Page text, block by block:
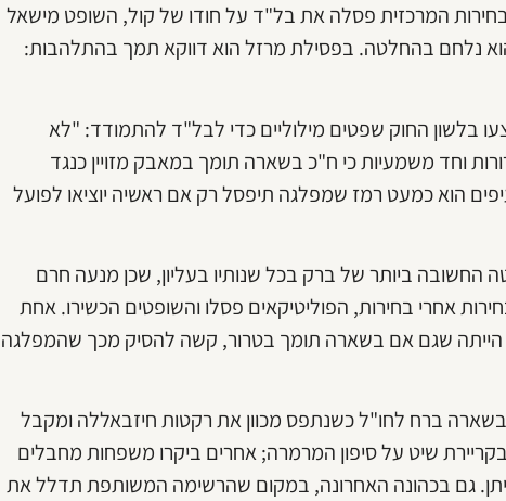
המרכזית פסלה את בל"ד על חודו של קול, השופט מישאל
נלחם בהחלטה. בפסילת מרזל הוא דווקא תמך בהתלהבות:
בלשון החוק שפטים מילוליים כדי לבל"ד להתמודד: "לא
וחד משמעיות כי ח"כ בשארה תומך במאבק מזויין כנגד
הוא כמעט רמז שמפלגה תיפסל רק אם ראשיה יוציאו לפועל
החשובה ביותר של ברק בכל שנותיו בעליון, שכן מנעה חרם
אחרי בחירות, הפוליטיקאים פסלו והשופטים הכשירו. אחת
העילות שציינו השופטים להחלטתם ב-2003 הייתה שגם אם בשארה תומך בטרור, קשה להסיק מכך שהמפלגה
ברח לחו"ל כשנתפס מכוון את רקטות חיזבאללה ומקבל
שיט על סיפון המרמרה; אחרים ביקרו משפחות מחבלים
גם בכהונה האחרונה, במקום שהרשימה המשותפת תדלל את